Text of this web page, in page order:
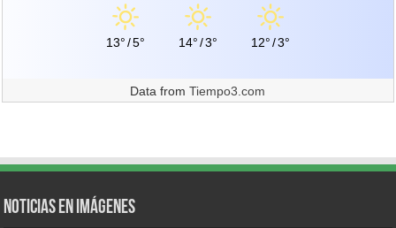
13°/5° 14°/3° 12°/3°
Data fromTiempo3.com
Noticias en Imágenes